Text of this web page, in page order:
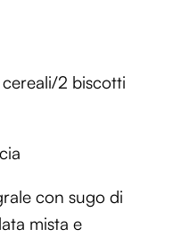
2 biscotti
con sugo di
mista e